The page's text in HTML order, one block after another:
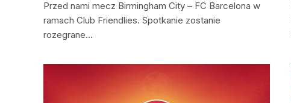
Przed nami mecz Birmingham City – FC Barcelona w
ramach Club Friendlies. Spotkanie zostanie
rozegrane…